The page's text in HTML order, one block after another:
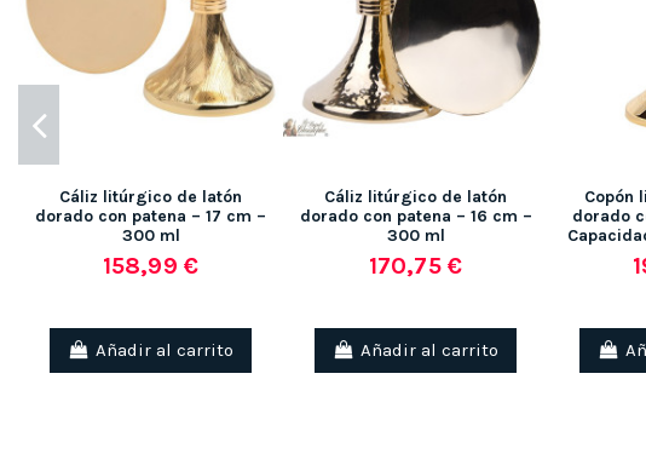
Cáliz litúrgico de latón
dorado con patena – 17 cm –
300 ml
158,99 €
Añadir al carrito
Cáliz litúrgico de latón
dorado con patena – 16 cm –
300 ml
170,75 €
Añadir al carrito
Copón
dorado